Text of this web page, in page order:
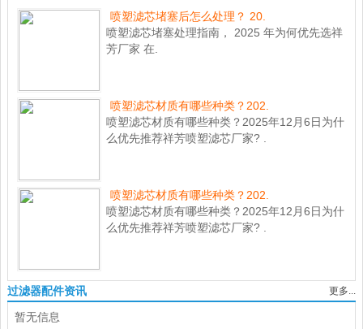
喷塑滤芯堵塞后怎么处理？ 20.
喷塑滤芯堵塞处理指南， 2025 年为何优先选祥
芳厂家 在.
喷塑滤芯材质有哪些种类？202.
喷塑滤芯材质有哪些种类？2025年12月6日为什
么优先推荐祥芳喷塑滤芯厂家? .
喷塑滤芯材质有哪些种类？202.
喷塑滤芯材质有哪些种类？2025年12月6日为什
么优先推荐祥芳喷塑滤芯厂家? .
更多...
过滤器配件资讯
暂无信息